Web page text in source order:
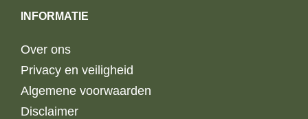
INFORMATIE
Over ons
Privacy en veiligheid
Algemene voorwaarden
Disclaimer